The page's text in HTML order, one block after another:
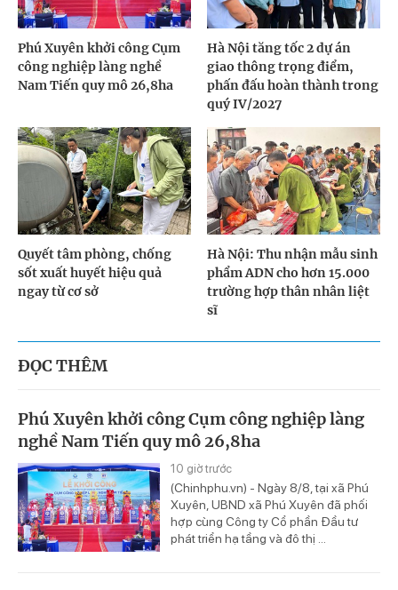
Phú Xuyên khởi công Cụm
công nghiệp làng nghề
Nam Tiến quy mô 26,8ha
Hà Nội tăng tốc 2 dự án
giao thông trọng điểm,
phấn đấu hoàn thành trong
quý IV/2027
Quyết tâm phòng, chống
sốt xuất huyết hiệu quả
ngay từ cơ sở
Hà Nội: Thu nhận mẫu sinh
phẩm ADN cho hơn 15.000
trường hợp thân nhân liệt
sĩ
ĐỌC THÊM
Phú Xuyên khởi công Cụm công nghiệp làng
nghề Nam Tiến quy mô 26,8ha
10 giờ trước
(Chinhphu.vn) - Ngày 8/8, tại xã Phú
Xuyên, UBND xã Phú Xuyên đã phối
hợp cùng Công ty Cổ phần Đầu tư
phát triển hạ tầng và đô thị ...